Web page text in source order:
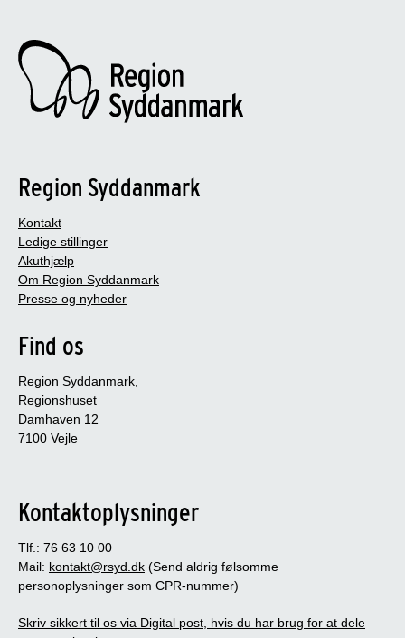
Region Syddanmark
Kontakt
Ledige stillinger
Akuthjælp
Om Region Syddanmark
Presse og nyheder
Find os
Region Syddanmark,
Regionshuset
Damhaven 12
7100 Vejle
Kontaktoplysninger
Tlf.: 76 63 10 00
Mail: kontakt@rsyd.dk (Send aldrig følsomme
personoplysninger som CPR-nummer)
Skriv sikkert til os via Digital post, hvis du har brug for at dele